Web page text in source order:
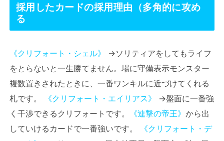
採用したカードの採用理由（多角的に攻め
る
《クリフォート・シェル》
→ソリティアをしてもライフ
をとらないと一生勝てません。場に守備表示モンスター
複数置きされたときに、一番ワンキルに近づけてくれる
札です。
《クリフォート・エイリアス》
→盤面に一番強
く干渉できるクリフォートです。
《連撃の帝王》 から出
していけるカードで一番強いです。
《クリフォート・デ